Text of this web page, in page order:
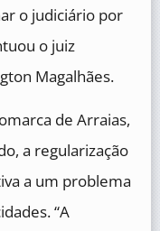
o judiciário por
o juiz
Magalhães.
de Arraias,
a regularização
a um problema
“A